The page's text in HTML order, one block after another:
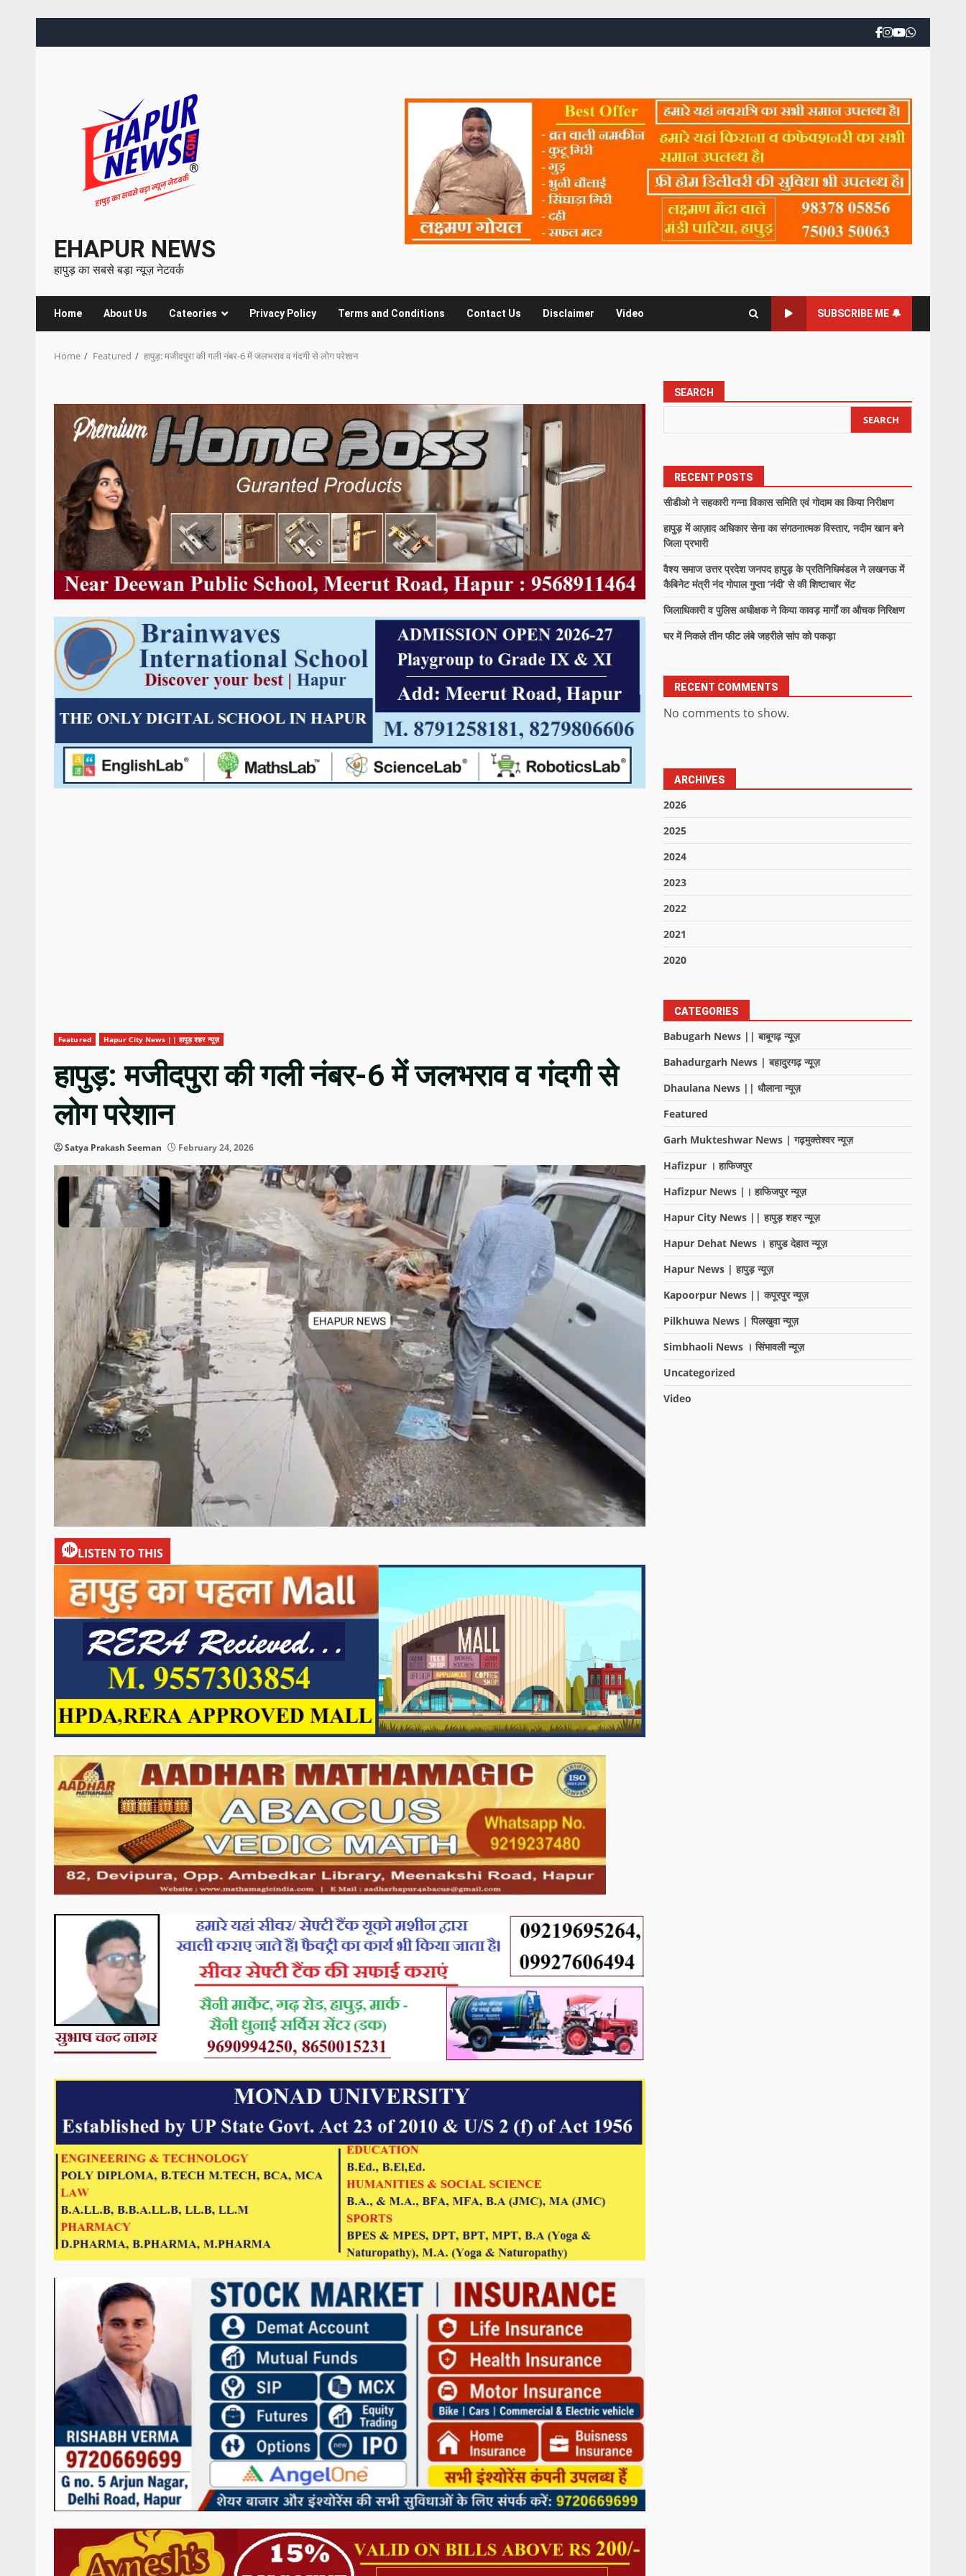
EHAPUR NEWS
हापुड़ का सबसे बड़ा न्यूज़ नेटवर्क
Home About Us Cateories Privacy Policy Terms and Conditions Contact Us Disclaimer Video SUBSCRIBE ME 🔔
Home Featured हापुड़: मजीदपुरा की गली नंबर-6 में जलभराव व गंदगी से लोग परेशान
Featured Hapur City News || हापुड़ शहर न्यूज़
हापुड़: मजीदपुरा की गली नंबर-6 में जलभराव व गंदगी से
लोग परेशान
Satya Prakash Seeman February 24, 2026
LISTEN TO THIS
SEARCH
SEARCH
RECENT POSTS
सीडीओ ने सहकारी गन्ना विकास समिति एवं गोदाम का किया निरीक्षण
हापुड़ में आज़ाद अधिकार सेना का संगठनात्मक विस्तार, नदीम खान बने
जिला प्रभारी
वैश्य समाज उत्तर प्रदेश जनपद हापुड़ के प्रतिनिधिमंडल ने लखनऊ में
कैबिनेट मंत्री नंद गोपाल गुप्ता ‘नंदी’ से की शिष्टाचार भेंट
जिलाधिकारी व पुलिस अधीक्षक ने किया कावड़ मार्गों का औचक निरिक्षण
घर में निकले तीन फीट लंबे जहरीले सांप को पकड़ा
RECENT COMMENTS
No comments to show.
ARCHIVES
2026
2025
2024
2023
2022
2021
2020
CATEGORIES
Babugarh News || बाबूगढ़ न्यूज़
Bahadurgarh News | बहादुरगढ़ न्यूज़
Dhaulana News || धौलाना न्यूज़
Featured
Garh Mukteshwar News | गढ़मुक्तेश्वर न्यूज़
Hafizpur । हाफिजपुर
Hafizpur News |। हाफिजपुर न्यूज़
Hapur City News || हापुड़ शहर न्यूज़
Hapur Dehat News । हापुड देहात न्यूज़
Hapur News | हापुड़ न्यूज़
Kapoorpur News || कपूरपुर न्यूज़
Pilkhuwa News | पिलखुवा न्यूज़
Simbhaoli News । सिंभावली न्यूज़
Uncategorized
Video